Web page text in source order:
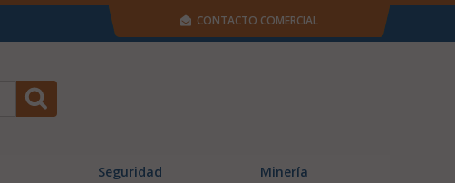
CONTACTO COMERCIAL
Seguridad Minería